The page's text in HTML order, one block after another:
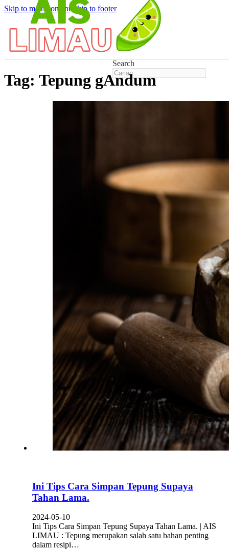
Skip to main content Skip to footer
Search
Tag: Tepung gAndum
Ini Tips Cara Simpan Tepung Supaya
Tahan Lama.
2024-05-10
Ini Tips Cara Simpan Tepung Supaya Tahan Lama. | AIS
LIMAU : Tepung merupakan salah satu bahan penting
dalam resipi…